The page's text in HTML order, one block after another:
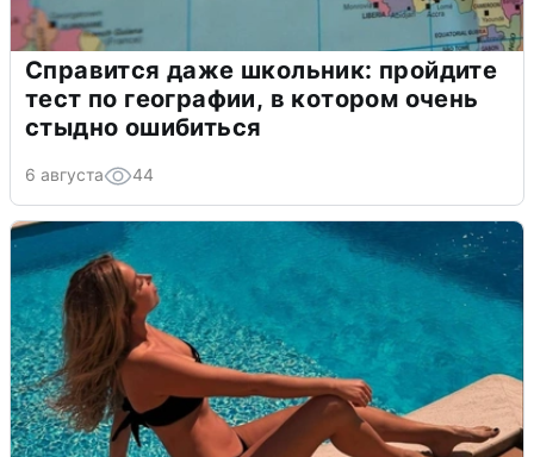
Справится даже школьник: пройдите
тест по географии, в котором очень
стыдно ошибиться
6 августа 44